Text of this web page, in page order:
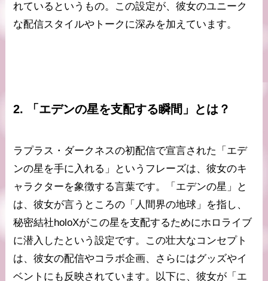
れているというもの。この設定が、彼女のユニーク
な配信スタイルやトークに深みを加えています。
2. 「エデンの星を支配する瞬間」とは？
ラプラス・ダークネスの初配信で宣言された「エデ
ンの星を手に入れる」というフレーズは、彼女のキ
ャラクターを象徴する言葉です。「エデンの星」と
は、彼女が言うところの「人間界の地球」を指し、
秘密結社holoXがこの星を支配するためにホロライブ
に潜入したという設定です。この壮大なコンセプト
は、彼女の配信やコラボ企画、さらにはグッズやイ
ベントにも反映されています。以下に、彼女が「エ